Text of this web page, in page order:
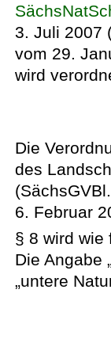
3. Juli 2007
vom 29.
wird
Die
des
6. Februar
§ 8 wird wie
Die Angabe
„untere